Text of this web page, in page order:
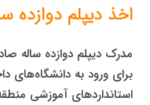
اخذ دیپلم دوازده
مدرک دیپلم دوازده ساله
برای ورود به دانشگاه‌های
استانداردهای آموزشی